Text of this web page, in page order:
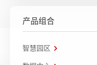
产品组合
智慧园区